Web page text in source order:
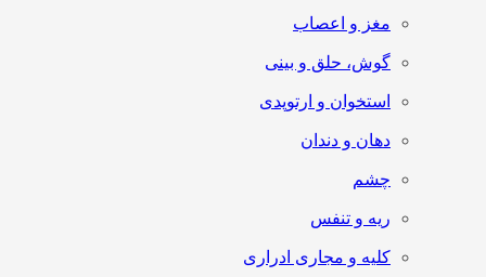
مغز و اعصاب
گوش، حلق و بینی
استخوان و ارتوپدی
دهان و دندان
چشم
ریه و تنفس
کلیه و مجاری ادراری